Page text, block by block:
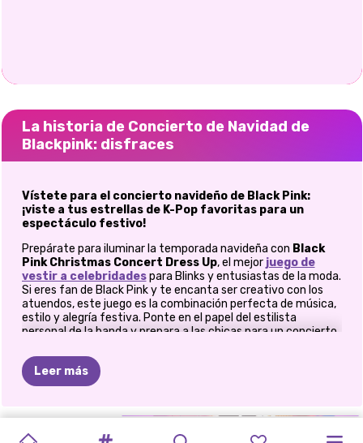
La historia de Concierto de Navidad de
Blackpink: disfraces
Vístete para el concierto navideño de Black Pink:
¡viste a tus estrellas de K-Pop favoritas para un
espectáculo festivo!
Prepárate para iluminar la temporada navideña con Black
Pink Christmas Concert Dress Up, el mejor juego de
vestir a celebridadespara Blinks y entusiastas de la moda.
Si eres fan de Black Pink y te encanta ser creativo con los
atuendos, este juego es la combinación perfecta de música,
estilo y alegría festiva. Ponte en el papel del estilista
personal de la banda y prepara a las chicas para un concierto
Lleva la magia navideña al escenario
inspirados en las fiestas. Cada integrante de Black Pink tiene
Leer más
FIEBRE
CAJA CONCIERTO
PRINCESAS TENDENCIAS PREPÁRATE